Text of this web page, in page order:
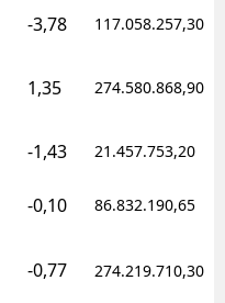
-3,78 117.058.257,30
1,35 274.580.868,90
-1,43 21.457.753,20
-0,10 86.832.190,65
-0,77 274.219.710,30